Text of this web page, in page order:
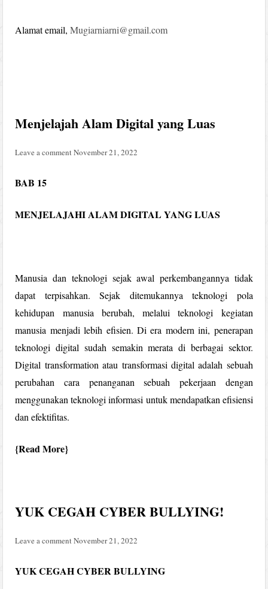
Alamat email,Mugiarniarni@gmail.com
Menjelajah Alam Digital yang Luas
Leave a commentNovember 21, 2022
BAB 15
MENJELAJAHI ALAM DIGITAL YANG LUAS
Manusia dan teknologi sejak awal perkembangannya tidak
dapat terpisahkan. Sejak ditemukannya teknologi pola
kehidupan manusia berubah, melalui teknologi kegiatan
manusia menjadi lebih efisien. Di era modern ini, penerapan
teknologi digital sudah semakin merata di berbagai sektor.
Digital transformation atau transformasi digital adalah sebuah
perubahan cara penanganan sebuah pekerjaan dengan
menggunakan teknologi informasi untuk mendapatkan efisiensi
dan efektifitas.
Read More
YUK CEGAH CYBER BULLYING!
Leave a commentNovember 21, 2022
YUK CEGAH CYBER BULLYING